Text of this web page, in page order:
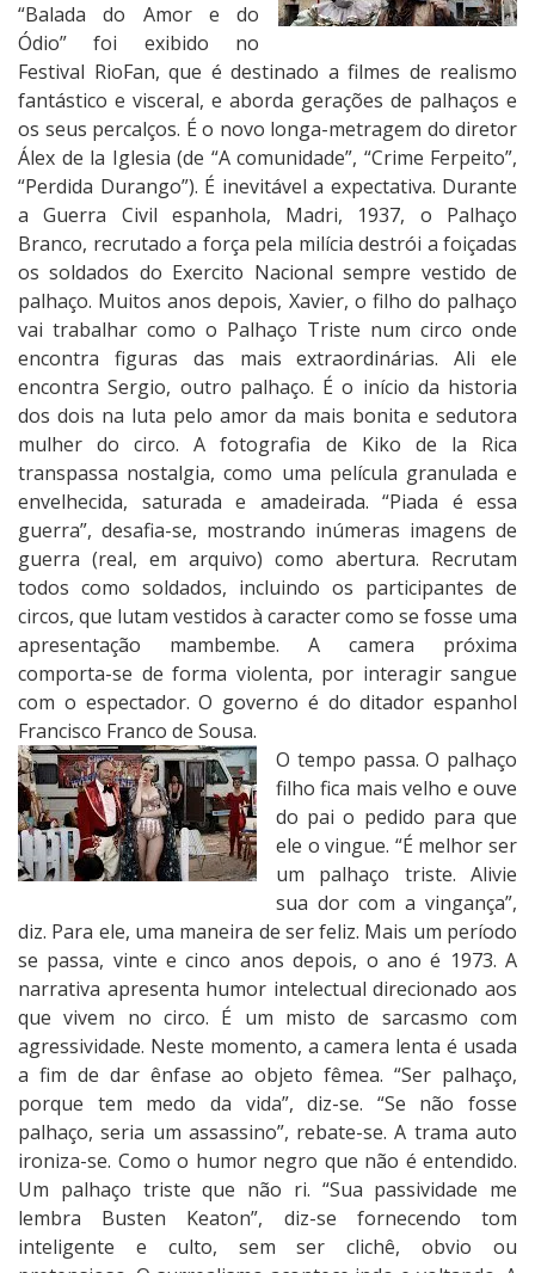
“Balada do Amor e do
Ódio” foi exibido no
Festival RioFan, que é destinado a filmes de realismo
fantástico e visceral, e aborda gerações de palhaços e
os seus percalços. É o novo longa-metragem do diretor
Álex de la Iglesia (de “A comunidade”, “Crime Ferpeito”,
“Perdida Durango”). É inevitável a expectativa. Durante
a Guerra Civil espanhola, Madri, 1937, o Palhaço
Branco, recrutado a força pela milícia destrói a foiçadas
os soldados do Exercito Nacional sempre vestido de
palhaço. Muitos anos depois, Xavier, o filho do palhaço
vai trabalhar como o Palhaço Triste num circo onde
encontra figuras das mais extraordinárias. Ali ele
encontra Sergio, outro palhaço. É o início da historia
dos dois na luta pelo amor da mais bonita e sedutora
mulher do circo. A fotografia de Kiko de la Rica
transpassa nostalgia, como uma película granulada e
envelhecida, saturada e amadeirada. “Piada é essa
guerra”, desafia-se, mostrando inúmeras imagens de
guerra (real, em arquivo) como abertura. Recrutam
todos como soldados, incluindo os participantes de
circos, que lutam vestidos à caracter como se fosse uma
apresentação mambembe. A camera próxima
comporta-se de forma violenta, por interagir sangue
com o espectador. O governo é do ditador espanhol
Francisco Franco de Sousa.
O tempo passa. O palhaço
filho fica mais velho e ouve
do pai o pedido para que
ele o vingue. “É melhor ser
um palhaço triste. Alivie
sua dor com a vingança”,
diz. Para ele, uma maneira de ser feliz. Mais um período
se passa, vinte e cinco anos depois, o ano é 1973. A
narrativa apresenta humor intelectual direcionado aos
que vivem no circo. É um misto de sarcasmo com
agressividade. Neste momento, a camera lenta é usada
a fim de dar ênfase ao objeto fêmea. “Ser palhaço,
porque tem medo da vida”, diz-se. “Se não fosse
palhaço, seria um assassino”, rebate-se. A trama auto
ironiza-se. Como o humor negro que não é entendido.
Um palhaço triste que não ri. “Sua passividade me
lembra Busten Keaton”, diz-se fornecendo tom
inteligente e culto, sem ser clichê, obvio ou